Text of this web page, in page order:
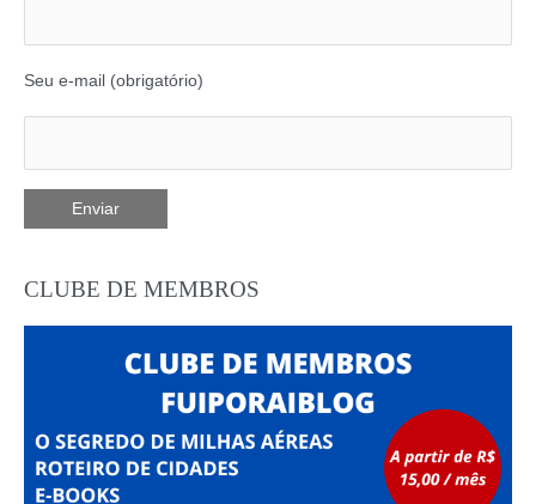
Seu e-mail (obrigatório)
CLUBE DE MEMBROS